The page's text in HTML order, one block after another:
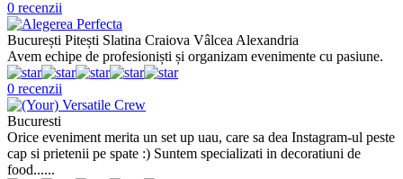
0 recenzii
București Pitești Slatina Craiova Vâlcea Alexandria
Avem echipe de profesioniști și organizam evenimente cu pasiune.
0 recenzii
Bucuresti
Orice eveniment merita un set up uau, care sa dea Instagram-ul peste
cap si prietenii pe spate :) Suntem specializati in decoratiuni de
food......